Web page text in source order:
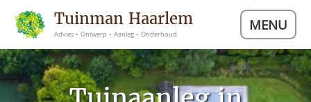
Tuinman Haarlem
Advies • Ontwerp • Aanleg • Onderhoud MENU